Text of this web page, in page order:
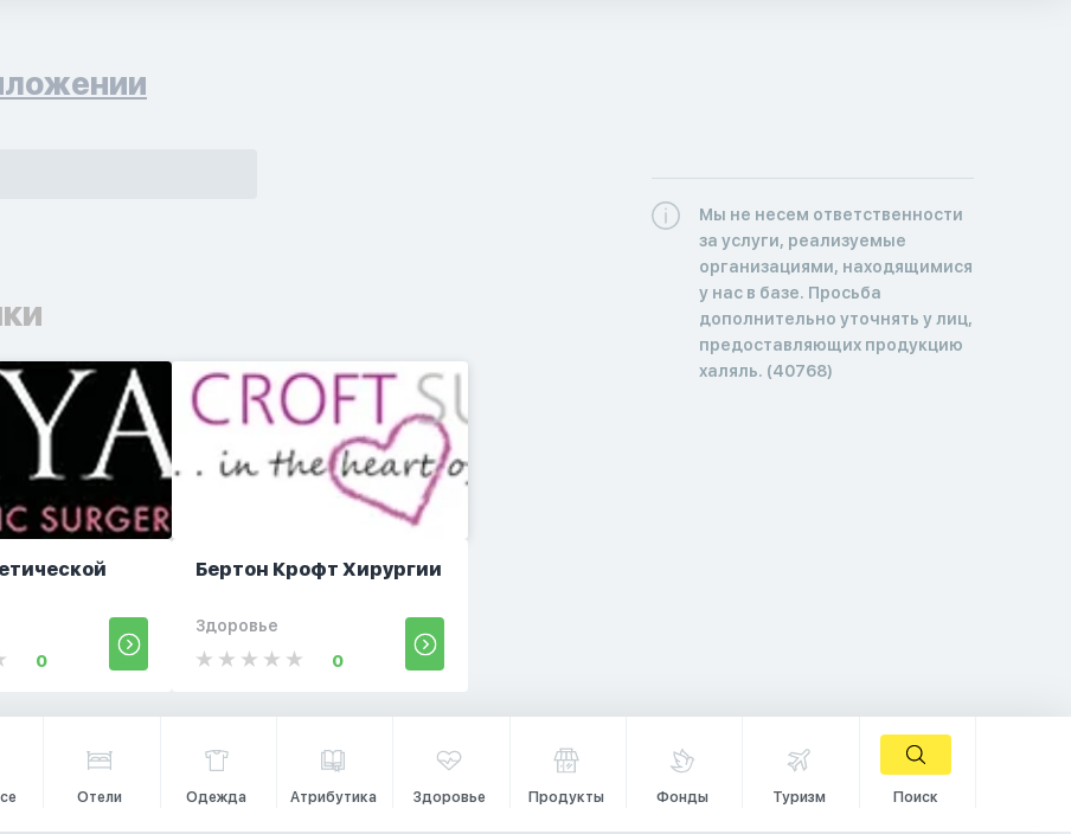
0
Бертон Крофт Хирургии
Здоровье
0
Мы не несем ответственности
за услуги, реализуемые
организациями, находящимися
у нас в базе. Просьба
дополнительно уточнять у лиц,
предоставляющих продукцию
халяль. (40768)
Отели Одежда Атрибутика Здоровье Продукты Фонды Туризм Поиск